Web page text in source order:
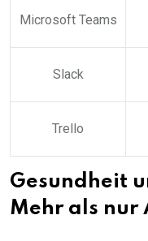
Microsoft Teams
Slack
Trello
Gesundheit
Mehr als nur